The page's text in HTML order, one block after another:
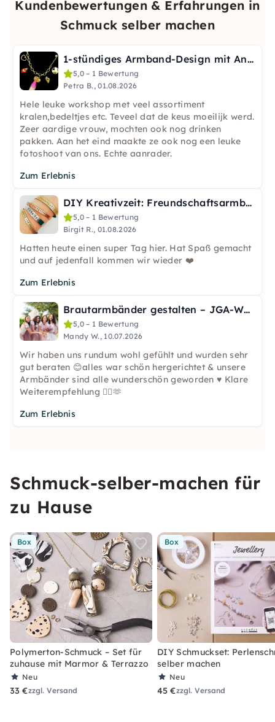
Kundenbewertungen & Erfahrungen in
Schmuck selber machen
1-stündiges Armband-Design mit Anleitung in Düsseldorf
5,0 – 1 Bewertung
Petra B., 01.08.2026
Hele leuke workshop met veel assortiment
kralen,bedeltjes etc. Teveel dat de keus moeilijk werd.
Zeer aardige vrouw, mochten ook nog drinken
pakken. Aan het eind maakte ze ook nog een leuke
fotoshoot van ons. Echte aanrader.
Zum Erlebnis
DIY Kreativzeit: Freundschaftsarmbänder prägen in Nürnberg
5,0 – 1 Bewertung
Birgit R., 01.08.2026
Hatten heute einen super Tag hier. Hat Spaß gemacht
und auf jedenfall kommen wir wieder ❤️
Zum Erlebnis
Brautarmbänder gestalten – JGA-Workshop in Leipzig
5,0 – 1 Bewertung
Mandy W., 10.07.2026
Wir haben uns rundum wohl gefühlt und wurden sehr
gut beraten 😊alles war schön hergerichtet & unsere
Armbänder sind alle wunderschön geworden ♥️ Klare
Weiterempfehlung 👌🏻🫶
Zum Erlebnis
Schmuck-selber-machen für
zu Hause
Box
Polymerton-Schmuck – Set für
zuhause mit Marmor & Terrazzo
Neu
33 €zzgl. Versand
Box
DIY Schmuckset:
selber machen
Neu
45 €zzgl. Versand